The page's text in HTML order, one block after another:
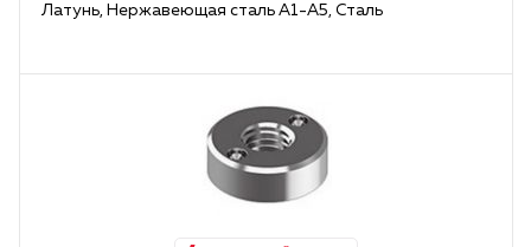
Латунь, Нержавеющая сталь А1-А5, Сталь